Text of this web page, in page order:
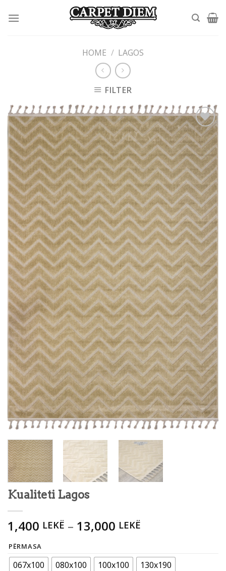
HOME / LAGOS
FILTER
Add to
wishlist
Kualiteti Lagos
1,400 LEKË – 13,000 LEKË
PËRMASA
067x100 080x100 100x100
130x190